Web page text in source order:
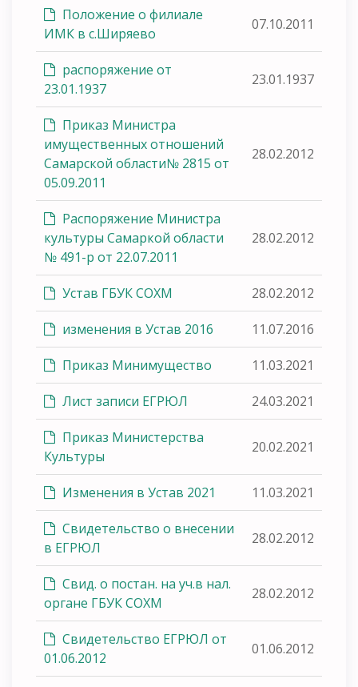
Положение о филиале
ИМК в с.Ширяево
07.10.2011
распоряжение от
23.01.1937
23.01.1937
Приказ Министра
имущественных отношений
Самарской области№ 2815 от
05.09.2011
28.02.2012
Распоряжение Министра
культуры Самаркой области
№ 491-р от 22.07.2011
28.02.2012
Устав ГБУК СОХМ 28.02.2012
изменения в Устав 2016 11.07.2016
Приказ Минимущество 11.03.2021
Лист записи ЕГРЮЛ 24.03.2021
Приказ Министерства
Культуры
20.02.2021
Изменения в Устав 2021 11.03.2021
Свидетельство о внесении
в ЕГРЮЛ
28.02.2012
Свид. о постан. на уч.в нал.
органе ГБУК СОХМ
28.02.2012
Свидетельство ЕГРЮЛ от
01.06.2012
01.06.2012